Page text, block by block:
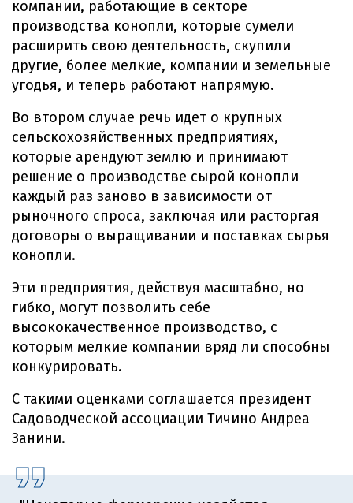
компании, работающие в секторе
производства конопли, которые сумели
расширить свою деятельность, скупили
другие, более мелкие, компании и земельные
угодья, и теперь работают напрямую.
Во втором случае речь идет о крупных
сельскохозяйственных предприятиях,
которые арендуют землю и принимают
решение о производстве сырой конопли
каждый раз заново в зависимости от
рыночного спроса, заключая или расторгая
договоры о выращивании и поставках сырья
конопли.
Эти предприятия, действуя масштабно, но
гибко, могут позволить себе
высококачественное производство, с
которым мелкие компании вряд ли способны
конкурировать.
С такими оценками соглашается президент
Садоводческой ассоциации Тичино Андреа
Занини.